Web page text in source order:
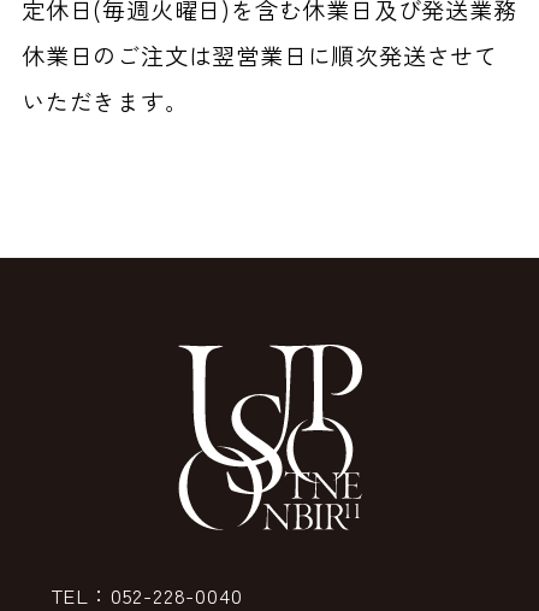
定休日(毎週火曜日)を含む休業日及び発送業務
休業日のご注文は翌営業日に順次発送させて
いただきます。
TEL：052-228-0040